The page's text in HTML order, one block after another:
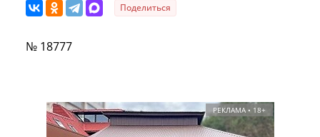
Поделиться
№ 18777
РЕКЛАМА • 18+